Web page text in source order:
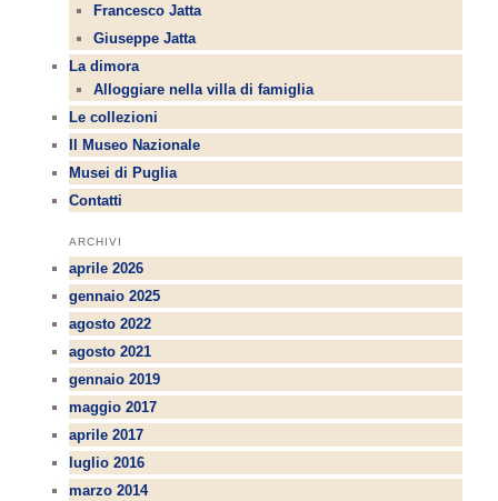
Francesco Jatta
Giuseppe Jatta
La dimora
Alloggiare nella villa di famiglia
Le collezioni
Il Museo Nazionale
Musei di Puglia
Contatti
ARCHIVI
aprile 2026
gennaio 2025
agosto 2022
agosto 2021
gennaio 2019
maggio 2017
aprile 2017
luglio 2016
marzo 2014